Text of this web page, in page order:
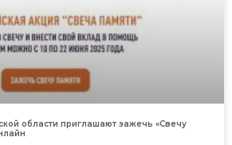
области приглашают зажечь «Свечу